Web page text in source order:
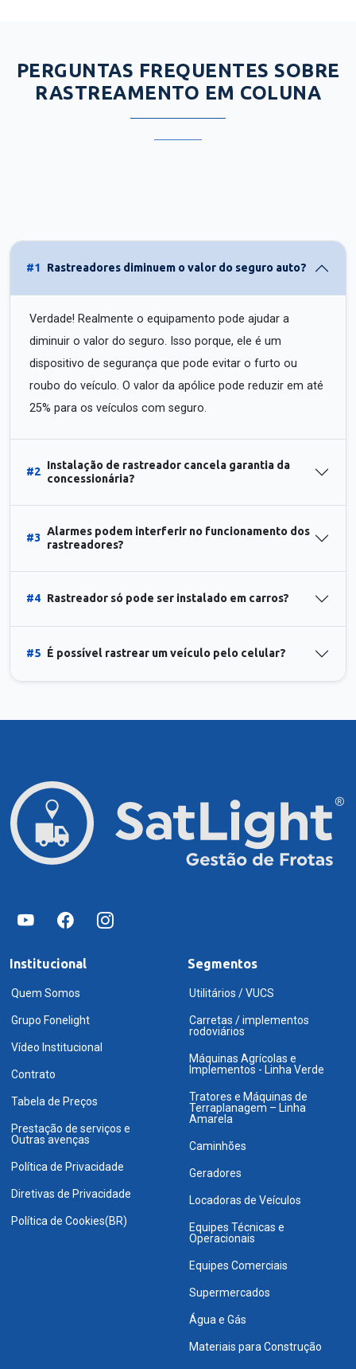
PERGUNTAS FREQUENTES SOBRE
RASTREAMENTO EM COLUNA
#1 Rastreadores diminuem o valor do seguro auto?
Verdade! Realmente o equipamento pode ajudar a
diminuir o valor do seguro. Isso porque, ele é um
dispositivo de segurança que pode evitar o furto ou
roubo do veículo. O valor da apólice pode reduzir em até
25% para os veículos com seguro.
#2
Instalação de rastreador cancela garantia da
concessionária?
#3
Alarmes podem interferir no funcionamento dos
rastreadores?
#4 Rastreador só pode ser instalado em carros?
#5 É possível rastrear um veículo pelo celular?
Institucional
Quem Somos
Grupo Fonelight
Vídeo Institucional
Contrato
Tabela de Preços
Prestação de serviços e
Outras avenças
Política de Privacidade
Diretivas de Privacidade
Política de Cookies(BR)
Segmentos
Utilitários / VUCS
Carretas / implementos
rodoviários
Máquinas Agrícolas e
Implementos - Linha Verde
Tratores e Máquinas de
Terraplanagem – Linha
Amarela
Caminhões
Geradores
Locadoras de Veículos
Equipes Técnicas e
Operacionais
Equipes Comerciais
Supermercados
Água e Gás
Materiais para Construção